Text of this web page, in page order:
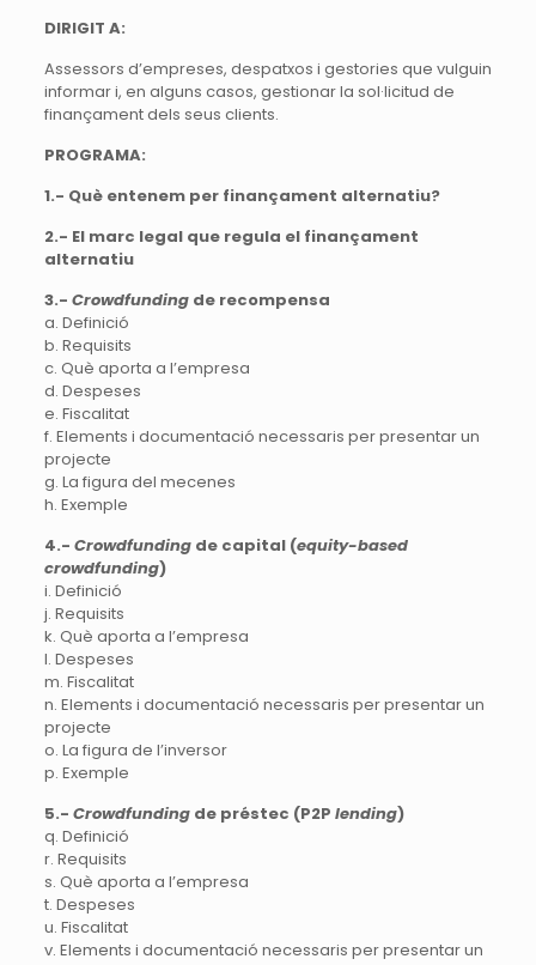
DIRIGIT A:
Assessors d’empreses, despatxos i gestories que vulguin
informar i, en alguns casos, gestionar la sol·licitud de
finançament dels seus clients.
PROGRAMA:
1.- Què entenem per finançament alternatiu?
2.- El marc legal que regula el finançament
alternatiu
3.- Crowdfundingde recompensa
a. Definició
b. Requisits
c. Què aporta a l’empresa
d. Despeses
e. Fiscalitat
f. Elements i documentació necessaris per presentar un
projecte
g. La figura del mecenes
h. Exemple
4.- Crowdfundingde capital (equity-based
crowdfunding)
i. Definició
j. Requisits
k. Què aporta a l’empresa
l. Despeses
m. Fiscalitat
n. Elements i documentació necessaris per presentar un
projecte
o. La figura de l’inversor
p. Exemple
5.- Crowdfundingde préstec (P2P lending)
q. Definició
r. Requisits
s. Què aporta a l’empresa
t. Despeses
u. Fiscalitat
v. Elements i documentació necessaris per presentar un